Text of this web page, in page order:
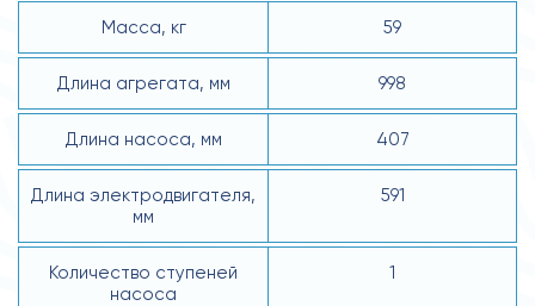
Масса, кг 59
Длина агрегата, мм 998
Длина насоса, мм 407
Длина электродвигателя,
мм
591
Количество ступеней
насоса
1